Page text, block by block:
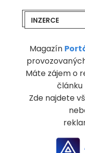
INZERCE
Magazín
Máte zájem o
článku
Zde najdete